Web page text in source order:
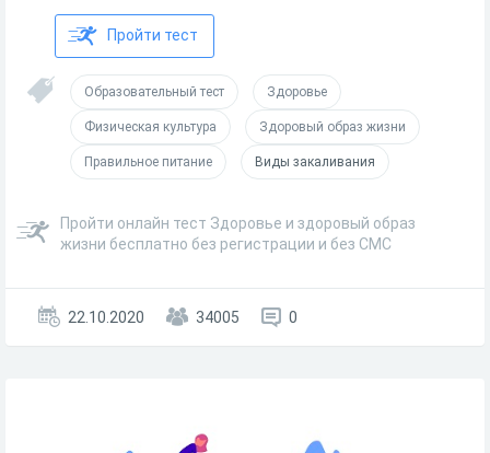
Пройти тест
Образовательный тест Здоровье
Физическая культура Здоровый образ жизни
Правильное питание Виды закаливания
Пройти онлайн тест Здоровье и здоровый образ
жизни бесплатно без регистрации и без СМС
22.10.2020 34005 0